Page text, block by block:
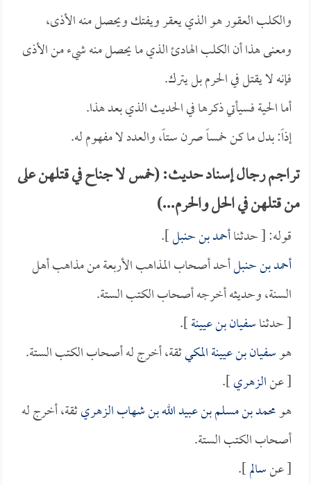
والكلب العقور هو الذي يعقر ويفتك ويحصل منه الأذى،
ومعنى هذا أن الكلب الهادئ الذي ما يحصل منه شيء من الأذى
فإنه لا يقتل في الحرم بل يترك.
أما الحية فسيأتي ذكرها في الحديث الذي بعد هذا.
إذاً: بدل ما كن خمساً صرن ستاً، والعدد لا مفهوم له.
تراجم رجال إسناد حديث: (خمس لا جناح في قتلهن على
من قتلهن في الحل والحرم...)
قوله: [ حدثناأحمد بن حنبل].
أحمد بن حنبلأحد أصحاب المذاهب الأربعة من مذاهب أهل
السنة، وحديثه أخرجه أصحاب الكتب الستة.
[ حدثناسفيان بن عيينة].
هوسفيان بن عيينة المكيثقة، أخرج له أصحاب الكتب الستة.
[ عنالزهري].
هومحمد بن مسلم بن عبيد الله بن شهاب الزهريثقة، أخرج له
أصحاب الكتب الستة.
[ عنسالم].